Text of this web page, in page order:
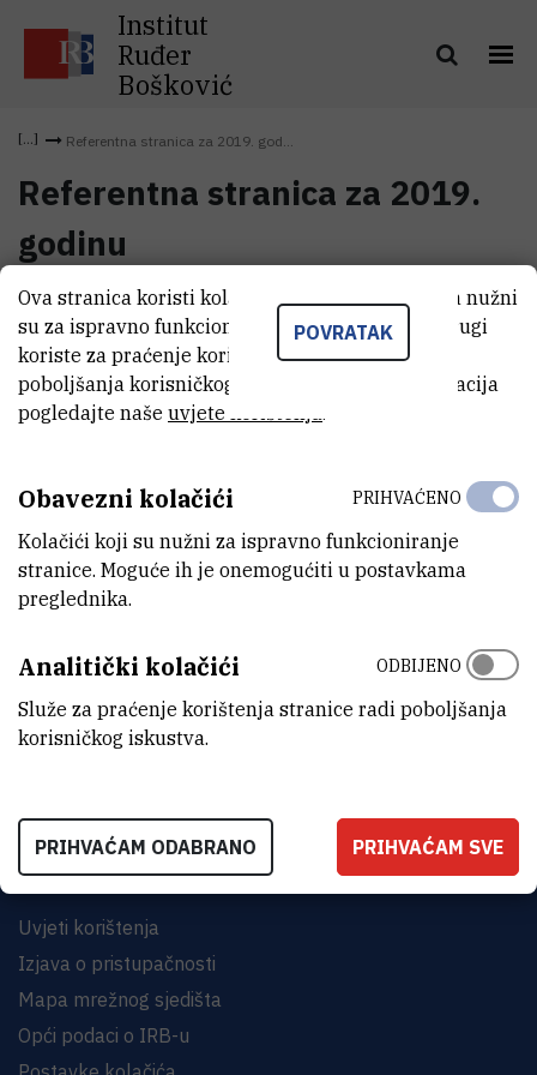
Institut
Ruđer
Bošković
Referentna stranica za 2019. god...
Referentna stranica za 2019.
godinu
Referentna stranica za 2019.
godinu
(83,7 kB)
INSTITUT RUĐER BOŠKOVIĆ
Bijenička cesta 54, 10000 Zagreb
KONTAKTIRAJTE NAS
Uvjeti korištenja
Izjava o pristupačnosti
Mapa mrežnog sjedišta
Opći podaci o IRB-u
POVRATAK
Ova stranica koristi kolačiće. Neki od tih kolačića nužni
su za ispravno funkcioniranje stranice, dok se drugi
koriste za praćenje korištenja stranice radi
poboljšanja korisničkog iskustva. Za više informacija
pogledajte naše uvjete korištenja.
Obavezni kolačići
Kolačići koji su nužni za ispravno funkcioniranje
stranice. Moguće ih je onemogućiti u postavkama
preglednika.
PRIHVAĆENO
Analitički kolačići
Služe za praćenje korištenja stranice radi poboljšanja
korisničkog iskustva.
ODBIJENO
PRIHVAĆAM ODABRANO PRIHVAĆAM SVE